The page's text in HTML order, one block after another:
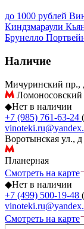
до 1000 рублей
Киндзмараули
Брунелло
Наличие
Мичуринский пр.,
Ломоносовский
◆Нет в наличии
+7 (985) 761-63-24
Воротынская ул., д
Планерная
Смотреть на карте
◆Нет в наличии
+7 (499) 500-19-48
Смотреть на карте